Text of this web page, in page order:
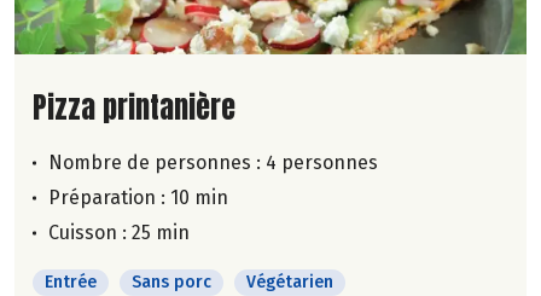
Lire la suite de la recette
Pizza printanière
Nombre de personnes : 4 personnes
Préparation : 10 min
Cuisson : 25 min
Entrée Sans porc Végétarien